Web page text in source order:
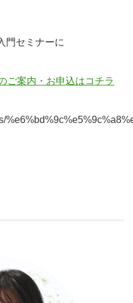
門セミナーに
ご案内・お申込はコチラ